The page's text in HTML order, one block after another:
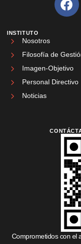
INSTITUTO
Nosotros
Filosofía de
Imagen-Objetivo
Personal Directivo
Noticias
Comprometidos con el